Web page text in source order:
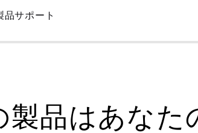
品サポート
製品はあな